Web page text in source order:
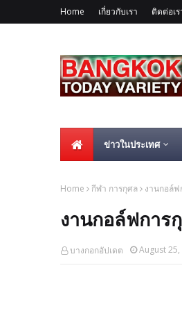
Home เกี่ยวกับเรา ติดต่อเร
ข่าวในประเทศ
Home กีฬา การกุศล งานกอล์
งานกอล์ฟการ
บางกอกอัปเดต August 25,